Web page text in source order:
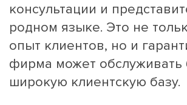
консультации и
родном языке. Это не
опыт клиентов, но и
фирма может обслуживать
широкую клиентскую базу.